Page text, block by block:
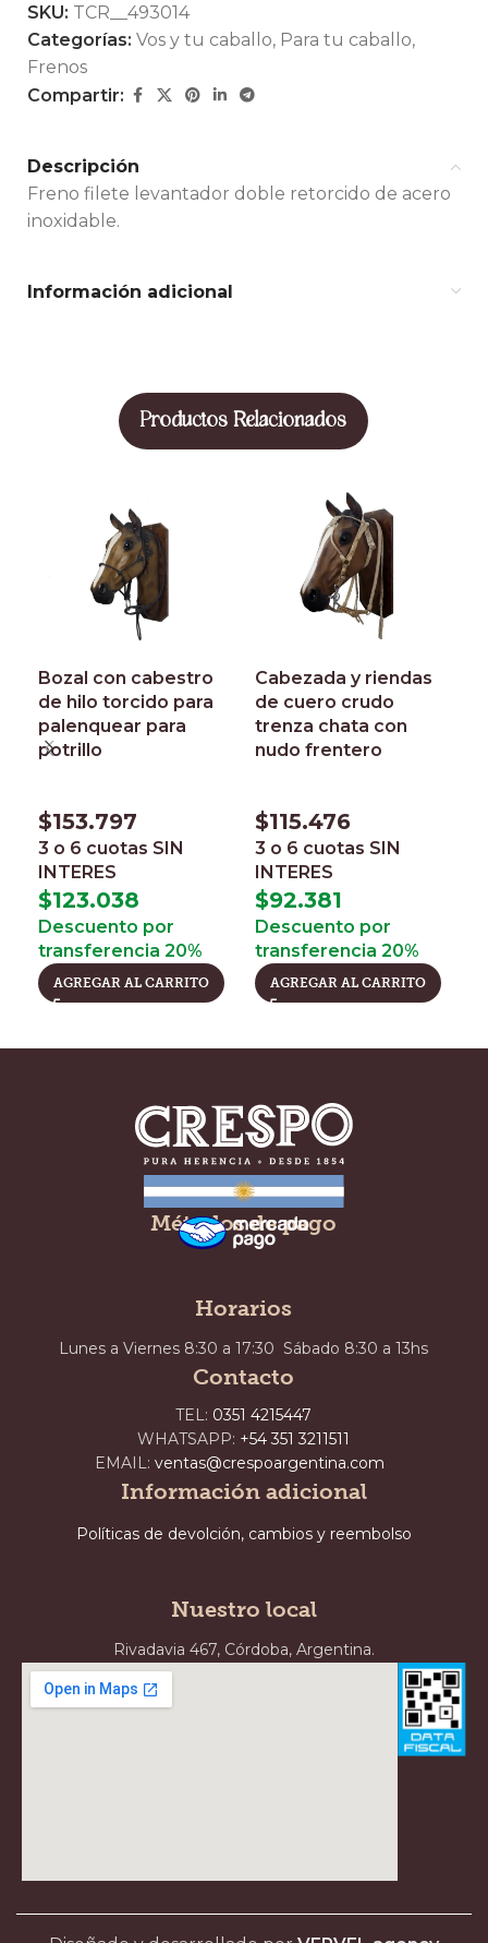
SKU: TCR__493014
Categorías: Vos y tu caballo, Para tu caballo,
Frenos
Compartir:
Descripción
Freno filete levantador doble retorcido de acero
inoxidable.
Información adicional
Productos Relacionados
Bozal con cabestro
de hilo torcido para
palenquear para
potrillo
$153.797
3 o 6 cuotas SIN
INTERES
$123.038
Descuento por
transferencia 20%
AGREGAR AL CARRITO
Cabezada y riendas
de cuero crudo
trenza chata con
nudo frentero
$115.476
3 o 6 cuotas SIN
INTERES
$92.381
Descuento por
transferencia 20%
AGREGAR AL CARRITO
Horarios
Lunes a Viernes 8:30 a 17:30 Sábado 8:30 a 13hs
Contacto
TEL: 0351 4215447
WHATSAPP: +54 351 3211511
EMAIL: ventas@crespoargentina.com
Información adicional
Políticas de devolción, cambios y reembolso
Métodos de pago
Nuestro local
Rivadavia 467, Córdoba, Argentina.